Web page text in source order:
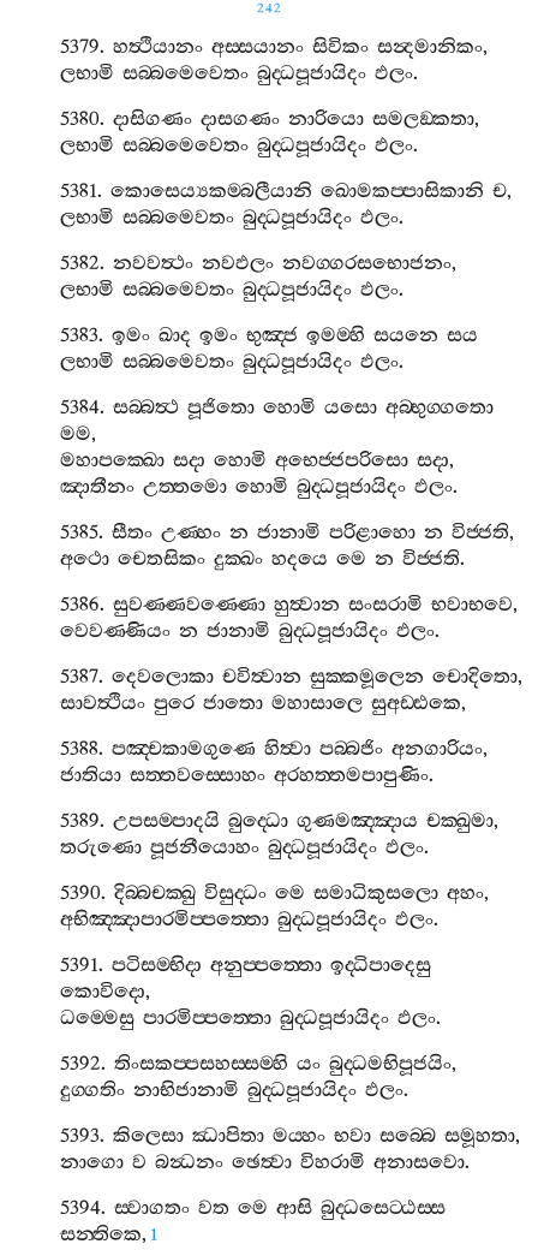
242
5379.හත්‍ථියානං අස‍්සයානං සිවිකං සන්‍දමානිකං,
ලභාමි සබ‍්බමෙවෙතං බුද‍්ධපූජායිදං ඵලං.
5380.දාසිගණං දාසගණං නාරියො සමලඞ‍්කතා,
ලභාමි සබ‍්බමෙවෙතං බුද‍්ධපූජායිදං ඵලං.
5381.කොසෙය්‍යකම‍්බලීයානි ඛොමකප‍්පාසිකානි ච,
ලභාමි සබ‍්බමෙවතං බුද‍්ධපූජායිදං ඵලං.
5382.නවවත්‍ථං නවඵලං නවග‍්ගරසභොජනං,
ලභාමි සබ‍්බමෙවතං බුද‍්ධපූජායිදං ඵලං.
5383.ඉමං ඛාද ඉමං භුඤ‍්ජ ඉමම‍්හි සයනෙ සය
ලභාමි සබ‍්බමෙවතං බුද‍්ධපූජායිදං ඵලං.
5384.සබ‍්බත්‍ථ පූජිතො හොමි යසො අබ‍්භුග‍්ගතො
මම,
මහාපක‍්ඛො සදා හොමි අභෙජ‍්ජපරිසො සදා,
ඤාතීනං උත‍්තමො හොමි බුද‍්ධපූජායිදං ඵලං.
5385.සීතං උණ‍්හං න ජානාමි පරිළාහො න විජ‍්ජති,
අථො චෙතසිකං දුක‍්ඛං හදයෙ මෙ න විජ‍්ජති.
5386.සුවණ‍්ණවණ‍්ණො හුත්‍වාන සංසරාමි භවාභවෙ,
වෙවණ‍්ණියං න ජානාමි බුද‍්ධපූජායිදං ඵලං.
5387.දෙවලොකා චවිත්‍වාන සුක‍්කමූලෙන චොදිතො,
සාවත්‍ථියං පුරෙ ජාතො මහාසාලෙ සුඅඩ‍්ඪකෙ,
5388.පඤ‍්චකාමගුණෙ හිත්‍වා පබ‍්බජිං අනගාරියං,
ජාතියා සත‍්තවස‍්සොහං අරහත‍්තමපාපුණිං.
5389.උපසම‍්පාදයි බුද‍්ධො ගුණමඤ‍්ඤාය චක‍්ඛුමා,
තරුණො පූජනීයොහං බුද‍්ධපූජායිදං ඵලං.
5390.දිබ‍්බචක‍්ඛු විසුද‍්ධං මෙ සමාධිකුසලො අහං,
අභිඤ‍්ඤාපාරමිප‍්පත‍්තො බුද‍්ධපූජායිදං ඵලං.
5391.පටිසම‍්භිදා අනුප‍්පත‍්තො ඉද‍්ධිපාදෙසු
කොවිදො,
ධම‍්මෙසු පාරමිප‍්පත‍්තො බුද‍්ධපූජායිදං ඵලං.
5392.තිංසකප‍්පසහස‍්සම‍්හි යං බුද‍්ධමභිපූජයිං,
දුග‍්ගතිං නාභිජානාමි බුද‍්ධපූජායිදං ඵලං.
5393.කිලෙසා ඣාපිතා මය‍්හං භවා සබ‍්බෙ සමූහතා,
නාගො ව බන්‍ධනං ඡෙත්‍වා විහරාමි අනාසවො.
5394.ස‍්වාගතං වත මෙ ආසි බුද‍්ධසෙට‍්ඨස‍්ස
සන‍්තිකෙ, 1